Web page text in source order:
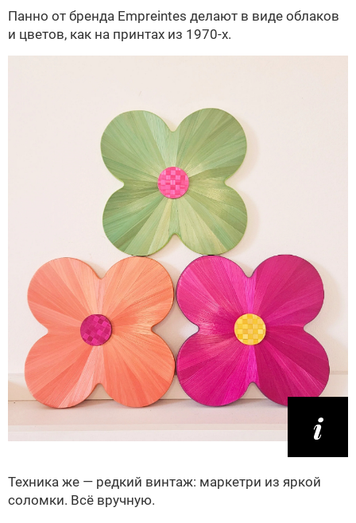
Панно от бренда Empreintes делают в виде облаков
и цветов, как на принтах из 1970-х.
Техника же — редкий винтаж: маркетри из яркой
соломки. Всё вручную.